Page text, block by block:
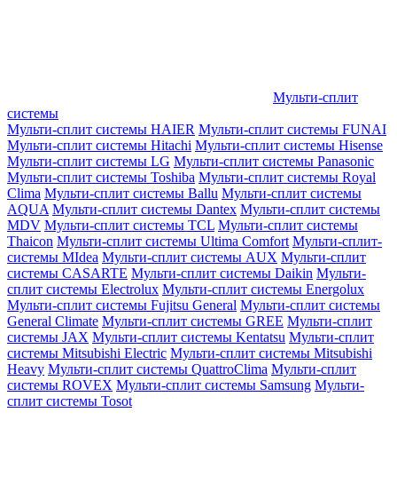
Мульти-сплит
системы
Мульти-сплит системы HAIER Мульти-сплит системы FUNAI
Мульти-сплит системы Hitachi Мульти-сплит системы Hisense
Мульти-сплит системы LG Мульти-сплит системы Panasonic
Мульти-сплит системы Toshiba Мульти-сплит системы Royal
Clima Мульти-сплит системы Ballu Мульти-сплит системы
AQUA Мульти-сплит системы Dantex Мульти-сплит системы
MDV Мульти-сплит системы TCL Мульти-сплит системы
Thaicon Мульти-сплит системы Ultima Comfort Мульти-сплит-
системы MIdea Мульти-сплит системы AUX Мульти-сплит
системы CASARTE Мульти-сплит системы Daikin Мульти-
сплит системы Electrolux Мульти-сплит системы Energolux
Мульти-сплит системы Fujitsu General Мульти-сплит системы
General Climate Мульти-сплит системы GREE Мульти-сплит
системы JAX Мульти-сплит системы Kentatsu Мульти-сплит
системы Mitsubishi Electric Мульти-сплит системы Mitsubishi
Heavy Мульти-сплит системы QuattroClima Мульти-сплит
системы ROVEX Мульти-сплит системы Samsung Мульти-
сплит системы Tosot